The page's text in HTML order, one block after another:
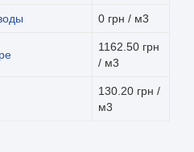
0 грн / м3
1162.50 грн
/ м3
130.20 грн /
м3